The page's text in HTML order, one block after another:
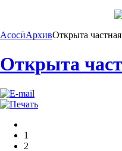
АсосӣАрхивОткрыта
Открыта
1
2